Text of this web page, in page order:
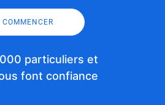
COMMENCER
particuliers et
font confiance